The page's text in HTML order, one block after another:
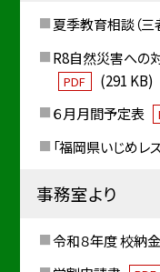
夏季教育相談（三
R8自然災害への
PDF
(291 KB)
６月月間予定表
「福岡県いじめレ
事務室より
令和８年度 校納